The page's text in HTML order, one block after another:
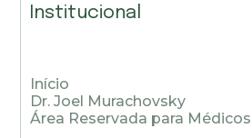
Institucional
Início
Dr. Joel Murachovsky
Área Reservada para Médicos